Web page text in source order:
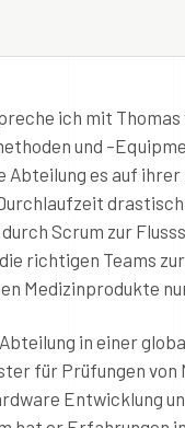
ich mit
und
es auf
drastisch
Scrum zur
richtigen Teams
Medizinprodukte
in einer
für Prüfungen von
Entwicklung